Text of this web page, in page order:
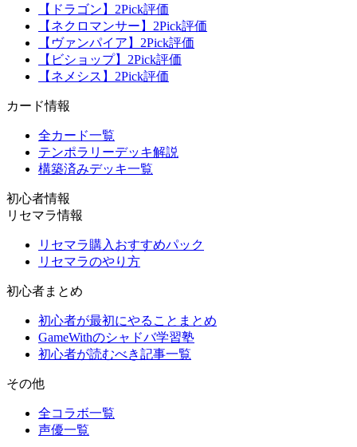
【ドラゴン】2Pick評価
【ネクロマンサー】2Pick評価
【ヴァンパイア】2Pick評価
【ビショップ】2Pick評価
【ネメシス】2Pick評価
カード情報
全カード一覧
テンポラリーデッキ解説
構築済みデッキ一覧
初心者情報
リセマラ情報
リセマラ購入おすすめパック
リセマラのやり方
初心者まとめ
初心者が最初にやることまとめ
GameWithのシャドバ学習塾
初心者が読むべき記事一覧
その他
全コラボ一覧
声優一覧